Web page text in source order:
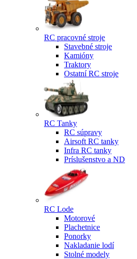
RC pracovné stroje
Stavebné stroje
Kamióny
Traktory
Ostatní RC stroje
RC Tanky
RC súpravy
Airsoft RC tanky
Infra RC tanky
Príslušenstvo a ND
RC Lode
Motorové
Plachetnice
Ponorky
Nakladanie lodí
Stolné modely